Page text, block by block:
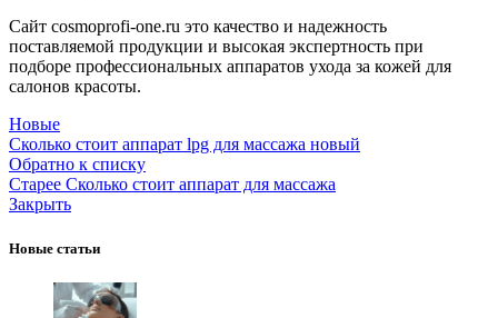
Сайт cosmoprofi-one.ru это качество и надежность
поставляемой продукции и высокая экспертность при
подборе профессиональных аппаратов ухода за кожей для
салонов красоты.
Новые
Сколько стоит аппарат lpg для массажа новый
Обратно к списку
Старее Сколько стоит аппарат для массажа
Закрыть
Новые статьи